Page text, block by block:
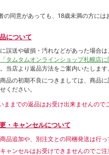
の同意があっても、18歳未満の方には
について
誤送や破損・汚れなどがあった場合
「タムタムオンラインショップ札幌店に
当店より返品方法をご案内いたします
品の初期不良につきましては、商品
ください。
ままでの返品はお受け出来ませんので
・キャンセルについて
品追加や、別注文との同梱発送は行っ
ャンセルはお受けできませんのでご注